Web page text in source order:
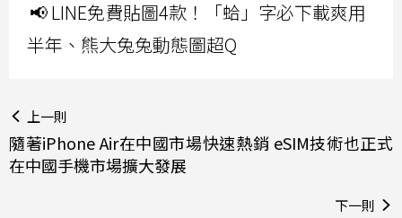
📢 LINE免費貼圖4款！「蛤」字必下載爽用
半年、熊大兔兔動態圖超Q
上一則
隨著iPhone Air在中國市場快速熱銷 eSIM技術也正式
在中國手機市場擴大發展
下一則